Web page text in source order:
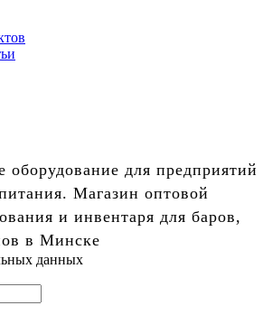
оборудование для предприятий
Магазин оптовой
и инвентаря для баров,
в Минске
данных